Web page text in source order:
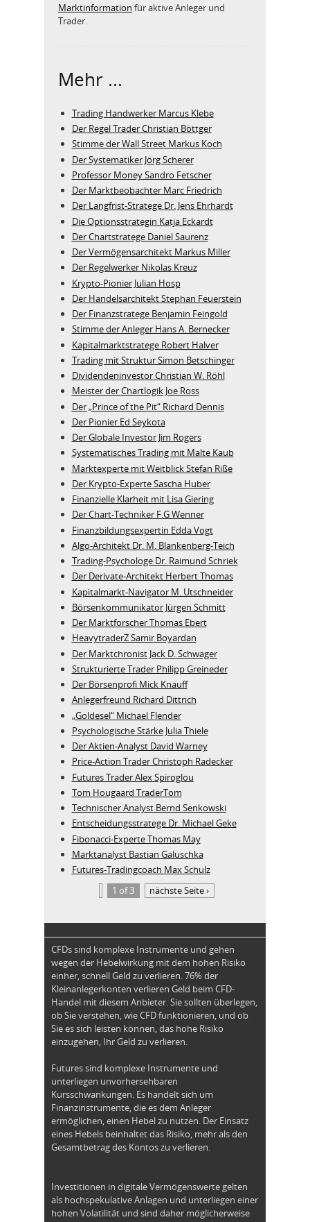
Marktinformation für aktive Anleger und
Trader.
Mehr ...
Trading Handwerker Marcus Klebe
Der Regel Trader Christian Böttger
Stimme der Wall Street Markus Koch
Der Systematiker Jörg Scherer
Professor Money Sandro Fetscher
Der Marktbeobachter Marc Friedrich
Der Langfrist-Stratege Dr. Jens Ehrhardt
Die Optionsstrategin Katja Eckardt
Der Chartstratege Daniel Saurenz
Der Vermögensarchitekt Markus Miller
Der Regelwerker Nikolas Kreuz
Krypto-Pionier Julian Hosp
Der Handelsarchitekt Stephan Feuerstein
Der Finanzstratege Benjamin Feingold
Stimme der Anleger Hans A. Bernecker
Kapitalmarktstratege Robert Halver
Trading mit Struktur Simon Betschinger
Dividendeninvestor Christian W. Röhl
Meister der Chartlogik Joe Ross
Der „Prince of the Pit“ Richard Dennis
Der Pionier Ed Seykota
Der Globale Investor Jim Rogers
Systematisches Trading mit Malte Kaub
Marktexperte mit Weitblick Stefan Riße
Der Krypto-Experte Sascha Huber
Finanzielle Klarheit mit Lisa Giering
Der Chart-Techniker F.G Wenner
Finanzbildungsexpertin Edda Vogt
Algo‑Architekt Dr. M. Blankenberg‑Teich
Trading-Psychologe Dr. Raimund Schriek
Der Derivate‑Architekt Herbert Thomas
Kapitalmarkt-Navigator M. Utschneider
Börsenkommunikator Jürgen Schmitt
Der Marktforscher Thomas Ebert
HeavytraderZ Samir Boyardan
Der Marktchronist Jack D. Schwager
Strukturierte Trader Philipp Greineder
Der Börsenprofi Mick Knauff
Anlegerfreund Richard Dittrich
„Goldesel“ Michael Flender
Psychologische Stärke Julia Thiele
Der Aktien-Analyst David Warney
Price-Action Trader Christoph Radecker
Futures Trader Alex Spiroglou
Tom Hougaard TraderTom
Technischer Analyst Bernd Senkowski
Entscheidungsstratege Dr. Michael Geke
Fibonacci-Experte Thomas May
Marktanalyst Bastian Galuschka
Futures-Tradingcoach Max Schulz
1 of 3
nächste Seite ›
CFDs sind komplexe Instrumente und gehen
wegen der Hebelwirkung mit dem hohen Risiko
einher, schnell Geld zu verlieren. 76% der
Kleinanlegerkonten verlieren Geld beim CFD-
Handel mit diesem Anbieter. Sie sollten überlegen,
ob Sie verstehen, wie CFD funktionieren, und ob
Sie es sich leisten können, das hohe Risiko
einzugehen, Ihr Geld zu verlieren.
Futures sind komplexe Instrumente und
unterliegen unvorhersehbaren
Kursschwankungen. Es handelt sich um
Finanzinstrumente, die es dem Anleger
ermöglichen, einen Hebel zu nutzen. Der Einsatz
eines Hebels beinhaltet das Risiko, mehr als den
Gesamtbetrag des Kontos zu verlieren.
Investitionen in digitale Vermögenswerte gelten
als hochspekulative Anlagen und unterliegen einer
hohen Volatilität und sind daher möglicherweise